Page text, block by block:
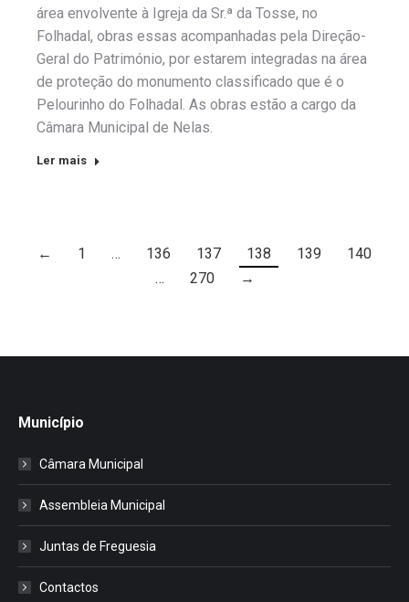
área envolvente à Igreja da Sr.ª da Tosse, no
Folhadal, obras essas acompanhadas pela Direção-
Geral do Património, por estarem integradas na área
de proteção do monumento classificado que é o
Pelourinho do Folhadal. As obras estão a cargo da
Câmara Municipal de Nelas.
Ler mais
← 1 … 136 137 138 139
140
…
270 →
Município
Câmara Municipal
Assembleia Municipal
Juntas de Freguesia
Contactos